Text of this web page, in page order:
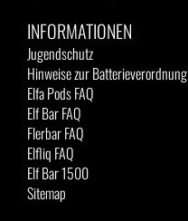
INFORMATIONEN
Jugendschutz
Hinweise zur Batterieverordnung
Elfa Pods FAQ
Elf Bar FAQ
Flerbar FAQ
Elfliq FAQ
Elf Bar 1500
Sitemap